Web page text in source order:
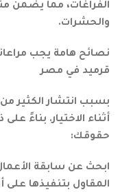
الفراغات، مما يضمن
والحشرات.
نصائح هامة يجب
قرميد في مصر
بسبب انتشار الكثير
أثناء الاختيار. بناءً
حقوقك:
ابحث عن سابقة
المقاول بتنفيذها